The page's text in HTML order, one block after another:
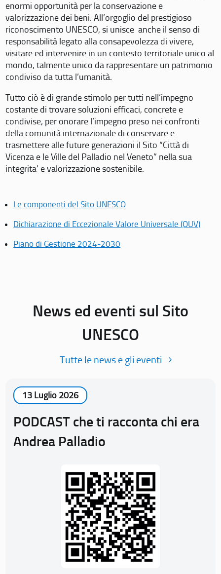
enormi opportunità per la conservazione e
valorizzazione dei beni. All’orgoglio del prestigioso
riconoscimento UNESCO, si unisce anche il senso di
responsabilità legato alla consapevolezza di vivere,
visitare ed intervenire in un contesto territoriale unico al
mondo, talmente unico da rappresentare un patrimonio
condiviso da tutta l’umanità.
Tutto ciò è di grande stimolo per tutti nell’impegno
costante di trovare soluzioni efficaci, concrete e
condivise, per onorare l’impegno preso nei confronti
della comunità internazionale di conservare e
trasmettere alle future generazioni il Sito “Città di
Vicenza e le Ville del Palladio nel Veneto” nella sua
integrita’ e valorizzazione sostenibile.
Le componenti del Sito UNESCO
Dichiarazione di Eccezionale Valore Universale (OUV)
Piano di Gestione 2024-2030
News ed eventi sul Sito
UNESCO
Tutte le news e gli eventi
13 Luglio 2026
PODCAST che ti racconta chi era
Andrea Palladio